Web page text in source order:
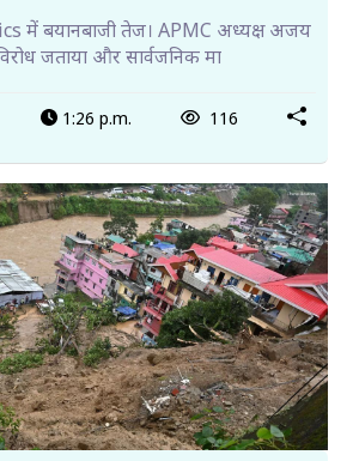
में बयानबाजी तेज। APMC अध्यक्ष अजय
जताया और सार्वजनिक मा
1:26 p.m. 116